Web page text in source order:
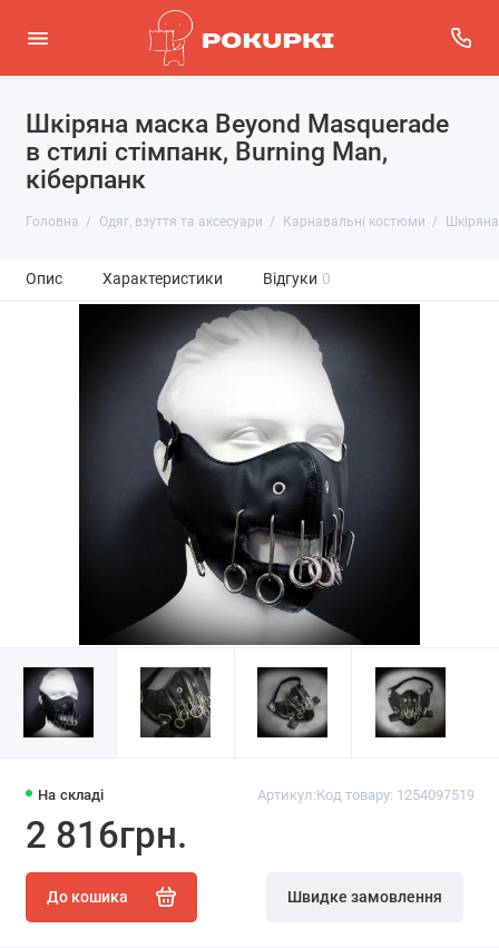
Шкіряна маска Beyond Masquerade
в стилі стімпанк, Burning Man,
кіберпанк
Головна Одяг, взуття та аксесуари Карнавальні костюми
Опис Характеристики Відгуки 0
На складі Код товару: 1254097519
Артикул:
2 816грн.
До кошика Швидке замовлення